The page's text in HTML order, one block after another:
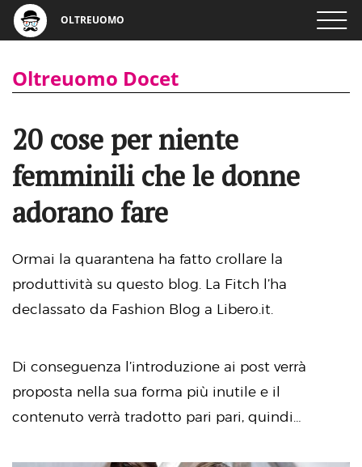
OLTREUOMO
Oltreuomo Docet
20 cose per niente
femminili che le donne
adorano fare
Ormai la quarantena ha fatto crollare la
produttività su questo blog. La Fitch l’ha
declassato da Fashion Blog a Libero.it.
Di conseguenza l’introduzione ai post verrà
proposta nella sua forma più inutile e il
contenuto verrà tradotto pari pari, quindi…